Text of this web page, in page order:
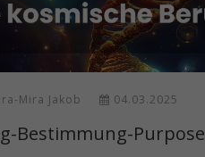
Mira Jakob 04.03.2025
Bestimmung-Purpose